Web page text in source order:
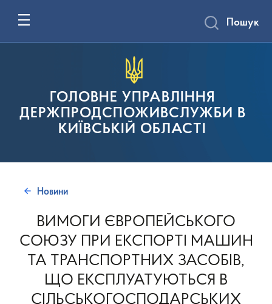
ГОЛОВНЕ УПРАВЛІННЯ
ДЕРЖПРОДСПОЖИВСЛУЖБИ В
КИЇВСЬКІЙ ОБЛАСТІ
Пошук
Новини
ВИМОГИ ЄВРОПЕЙСЬКОГО
СОЮЗУ ПРИ ЕКСПОРТІ МАШИН
ТА ТРАНСПОРТНИХ ЗАСОБІВ,
ЩО ЕКСПЛУАТУЮТЬСЯ В
СІЛЬСЬКОГОСПОДАРСЬКИХ